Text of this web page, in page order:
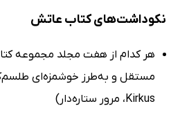
نکوداشت‌های کتاب عاتش
هر کدام از هفت مجلد مجموعه
مستقل و به‌طرز خوشمزه‌ای
Kirkus، مرور ستاره‌دار)